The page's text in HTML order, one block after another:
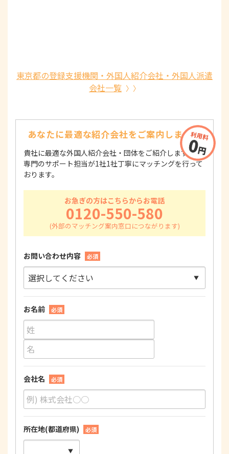
東京都の登録支援機関・外国人紹介会社・外国人派遣
会社一覧
あなたに最適な紹介会社をご案内します！
貴社に最適な外国人紹介会社・団体をご紹介します！
専門のサポート担当が1社1社丁寧にマッチングを行って
おります。
お急ぎの方はこちらからお電話
0120-550-580
お問い合わせ内容 必須
お名前 必須
会社名 必須
所在地(都道府県) 必須